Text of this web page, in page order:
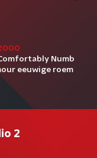
Numb
eeuwige roem
2